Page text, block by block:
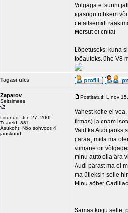
Volgaga ei sünni
igasugu rohkem
detailsemalt
Mersut ei ehita!
Lõpetuseks: kuna
tööautoks, ühe V8
Tagasi üles
Zaparov
Seltsimees
Liitunud: Jun 27, 2005
Teateid: 881
Asukoht: Nõo sohvoos 4
jaoskond!
Postitatud: L nov
Vahest kohe ei
firmas) ja enam
Vaid ka Audi
garaa¸ mida ma
viimane on
minu auto olla ära
Audi pärast ma ei
ma ütleksin selle
Minu sõber
Samas kogu selle,